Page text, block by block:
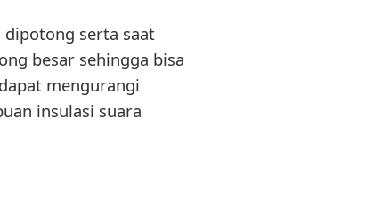
dipotong serta saat
besar sehingga bisa
mengurangi
insulasi suara